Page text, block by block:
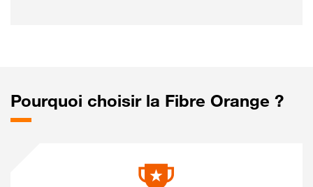
Pourquoi choisir la Fibre Orange ?